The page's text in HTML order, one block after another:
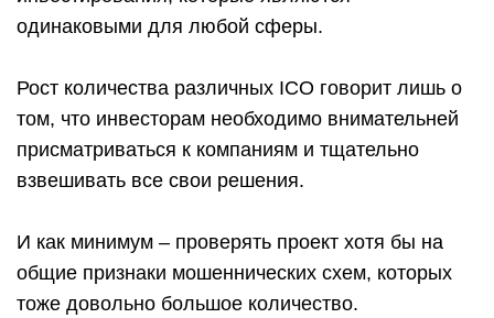
одинаковыми для любой сферы.
Рост количества различных ICO говорит лишь о
том, что инвесторам необходимо внимательней
присматриваться к компаниям и тщательно
взвешивать все свои решения.
И как минимум – проверять проект хотя бы на
общие признаки мошеннических схем, которых
тоже довольно большое количество.